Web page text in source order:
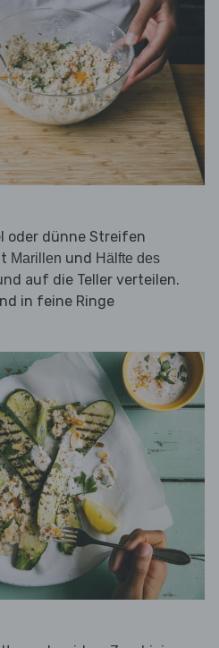
oder dünne Streifen
Marillen und Hälfte des
auf die Teller verteilen.
in feine Ringe